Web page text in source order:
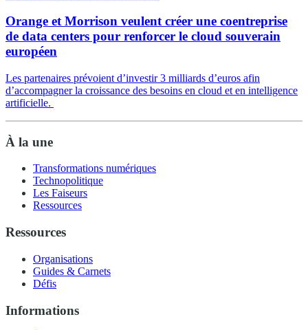
Orange et Morrison veulent créer une coentreprise
de data centers pour renforcer le cloud souverain
européen
Les partenaires prévoient d’investir 3 milliards d’euros afin
d’accompagner la croissance des besoins en cloud et en intelligence
artificielle.
À la une
Transformations numériques
Technopolitique
Les Faiseurs
Ressources
Ressources
Organisations
Guides & Carnets
Défis
Informations